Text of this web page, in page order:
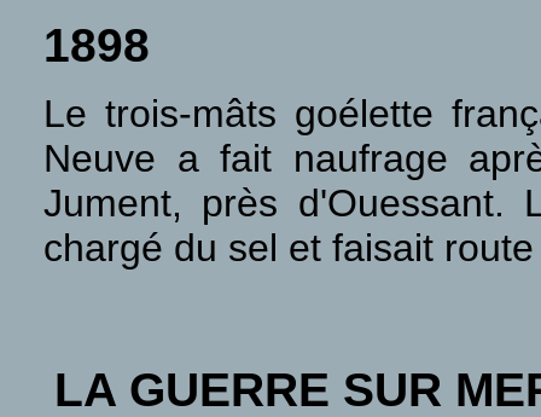
1898
Le trois-mâts goélette
Neuve a fait naufrage
Jument, près d'Ouessant.
chargé du sel et faisait
LA GUERRE SUR